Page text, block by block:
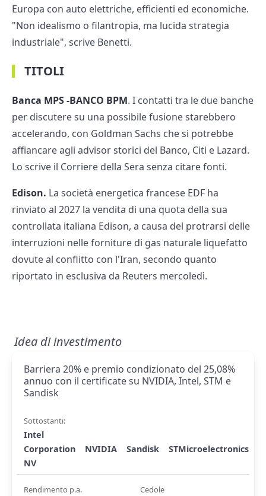
Europa con auto elettriche, efficienti ed economiche.
"Non idealismo o filantropia, ma lucida strategia
industriale", scrive Benetti.
TITOLI
Banca MPS -BANCO BPM. I contatti tra le due banche
per discutere su una possibile fusione starebbero
accelerando, con Goldman Sachs che si potrebbe
affiancare agli advisor storici del Banco, Citi e Lazard.
Lo scrive il Corriere della Sera senza citare fonti.
Edison. La società energetica francese EDF ha
rinviato al 2027 la vendita di una quota della sua
controllata italiana Edison, a causa del protrarsi delle
interruzioni nelle forniture di gas naturale liquefatto
dovute al conflitto con l'Iran, secondo quanto
riportato in esclusiva da Reuters mercoledì.
Idea di investimento
Barriera 20% e premio condizionato del 25,08%
annuo con il certificate su NVIDIA, Intel, STM e
Sandisk
Sottostanti:
Intel
Corporation
NVIDIA Sandisk
STMicroelectronics
NV
Rendimento p.a. Cedole